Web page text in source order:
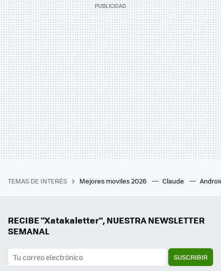
TEMAS DE INTERÉS Mejores moviles 2026 Claude
RECIBE "Xatakaletter", NUESTRA NEWSLETTER
SEMANAL
SUSCRIBIR